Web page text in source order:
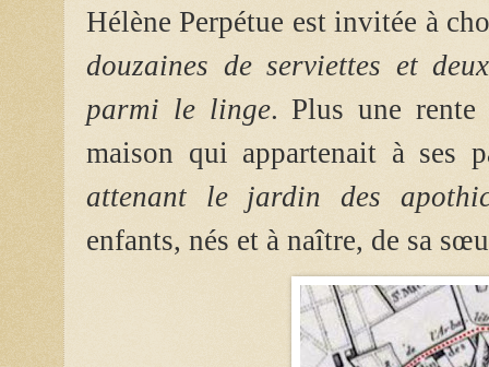
Hélène Perpétue est invitée à
douzaines de serviettes et
parmi le linge. Plus une
maison qui appartenait à ses
attenant le jardin des
enfants, nés et à naître, de sa